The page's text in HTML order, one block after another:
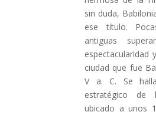
sin duda,
ese título.
antiguas
espectacularidad
ciudad que fue
V a. C. Se
estratégico de
ubicado a unos